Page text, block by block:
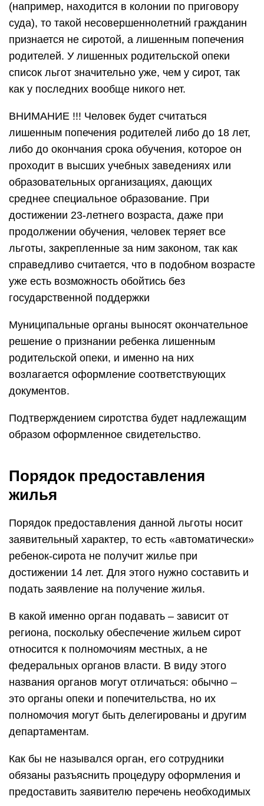
(например, находится в колонии по приговору
суда), то такой несовершеннолетний гражданин
признается не сиротой, а лишенным попечения
родителей. У лишенных родительской опеки
список льгот значительно уже, чем у сирот, так
как у последних вообще никого нет.
ВНИМАНИЕ !!! Человек будет считаться
лишенным попечения родителей либо до 18 лет,
либо до окончания срока обучения, которое он
проходит в высших учебных заведениях или
образовательных организациях, дающих
среднее специальное образование. При
достижении 23-летнего возраста, даже при
продолжении обучения, человек теряет все
льготы, закрепленные за ним законом, так как
справедливо считается, что в подобном возрасте
уже есть возможность обойтись без
государственной поддержки
Муниципальные органы выносят окончательное
решение о признании ребенка лишенным
родительской опеки, и именно на них
возлагается оформление соответствующих
документов.
Подтверждением сиротства будет надлежащим
образом оформленное свидетельство.
Порядок предоставления
жилья
Порядок предоставления данной льготы носит
заявительный характер, то есть «автоматически»
ребенок-сирота не получит жилье при
достижении 14 лет. Для этого нужно составить и
подать заявление на получение жилья.
В какой именно орган подавать – зависит от
региона, поскольку обеспечение жильем сирот
относится к полномочиям местных, а не
федеральных органов власти. В виду этого
названия органов могут отличаться: обычно –
это органы опеки и попечительства, но их
полномочия могут быть делегированы и другим
департаментам.
Как бы не назывался орган, его сотрудники
обязаны разъяснить процедуру оформления и
предоставить заявителю перечень необходимых